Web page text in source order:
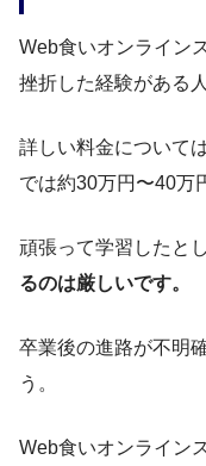
Web食いオンライン
挫折した経験がある
詳しい料金について
では約30万円〜40万
頑張って学習したと
るのは厳しいです。
卒業後の進路が不明
う。
Web食いオンライン